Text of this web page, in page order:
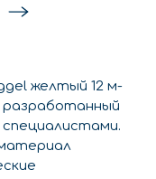
желтый 12 м-